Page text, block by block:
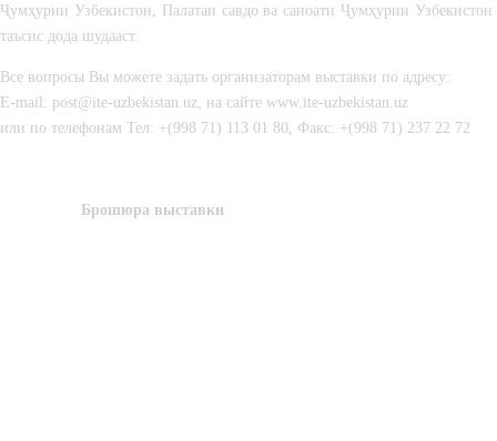
Ҷумҳурии Узбекистон, Палатаи савдо ва саноати Ҷумҳурии Узбекистон
таъсис дода шудааст.
Все вопросы Вы можете задать организаторам выставки по адресу:
E-mail: post@ite-uzbekistan.uz , на сайте www.ite-uzbekistan.uz
или по телефонам Тел: +(998 71) 113 01 80 , Факс: +(998 71) 237 22 72
Брошюра выставки